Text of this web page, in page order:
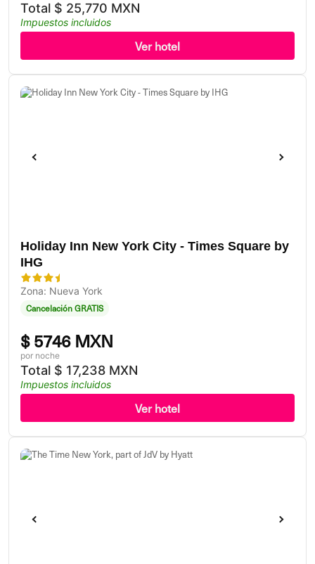
Total $ 25,770 MXN
Impuestos incluidos
Ver hotel
Holiday Inn New York City - Times Square by
IHG
Zona: Nueva York
Cancelación GRATIS
$5746 MXN
por noche
Total $ 17,238 MXN
Impuestos incluidos
Ver hotel